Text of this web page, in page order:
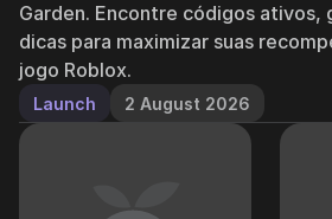
Garden. Encontre códigos ativos,
dicas para maximizar suas
jogo Roblox.
Launch 2 August 2026